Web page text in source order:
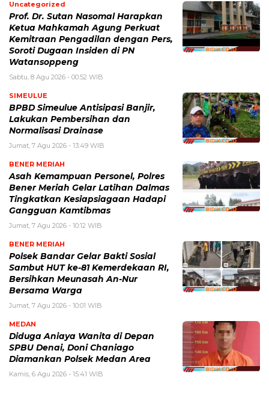
Uncategorized
Prof. Dr. Sutan Nasomal Harapkan
Ketua Mahkamah Agung Perkuat
Kemitraan Pengadilan dengan Pers,
Soroti Dugaan Insiden di PN
Watansoppeng
Sabtu, 8 Agu 2026 - 00:52 WIB
SIMEULUE
BPBD Simeulue Antisipasi Banjir,
Lakukan Pembersihan dan
Normalisasi Drainase
Jumat, 7 Agu 2026 - 13:49 WIB
BENER MERIAH
Asah Kemampuan Personel, Polres
Bener Meriah Gelar Latihan Dalmas
Tingkatkan Kesiapsiagaan Hadapi
Gangguan Kamtibmas
Jumat, 7 Agu 2026 - 10:12 WIB
BENER MERIAH
Polsek Bandar Gelar Bakti Sosial
Sambut HUT ke-81 Kemerdekaan RI,
Bersihkan Meunasah An-Nur
Bersama Warga
Jumat, 7 Agu 2026 - 10:01 WIB
MEDAN
Diduga Aniaya Wanita di Depan
SPBU Denai, Doni Chaniago
Diamankan Polsek Medan Area
Kamis, 6 Agu 2026 - 15:41 WIB